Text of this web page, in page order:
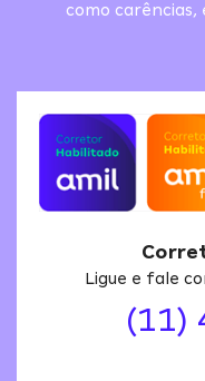
como carências,
Ligue e fale
(11)